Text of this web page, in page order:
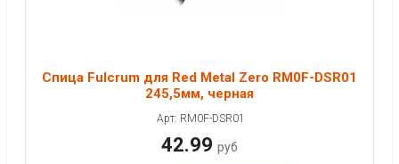
Спица Fulcrum для Red Metal Zero RM0F-DSR01
245,5мм, черная
Арт: RM0F-DSR01
42.99 руб